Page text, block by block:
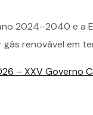
2024–2040 e a
renovável em
– XXV Governo